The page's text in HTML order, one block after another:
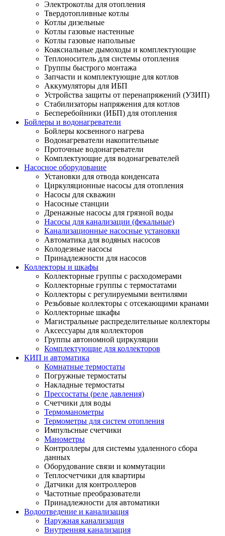
Электрокотлы для отопления
Твердотопливные котлы
Котлы дизельные
Котлы газовые настенные
Котлы газовые напольные
Коаксиальные дымоходы и комплектующие
Теплоноситель для системы отопления
Группы быстрого монтажа
Запчасти и комплектующие для котлов
Аккумуляторы для ИБП
Устройства защиты от перенапряжений (УЗИП)
Стабилизаторы напряжения для котлов
Бесперебойники (ИБП) для отопления
Бойлеры и водонагреватели
Бойлеры косвенного нагрева
Водонагреватели накопительные
Проточные водонагреватели
Комплектующие для водонагревателей
Насосное оборудование
Установки для отвода конденсата
Циркуляционные насосы для отопления
Насосы для скважин
Насосные станции
Дренажные насосы для грязной воды
Насосы для канализации (фекальные)
Канализационные насосные установки
Автоматика для водяных насосов
Колодезные насосы
Принадлежности для насосов
Коллекторы и шкафы
Коллекторные группы с расходомерами
Коллекторные группы с термостатами
Коллекторы с регулируемыми вентилями
Резьбовые коллекторы с отсекающими кранами
Коллекторные шкафы
Магистральные распределительные коллекторы
Аксессуары для коллекторов
Группы автономной циркуляции
Комплектующие для коллекторов
КИП и автоматика
Комнатные термостаты
Погружные термостаты
Накладные термостаты
Прессостаты (реле давления)
Счетчики для воды
Термоманометры
Термометры для систем отопления
Импульсные счетчики
Манометры
Контроллеры для системы удаленного сбора
данных
Оборудование связи и коммутации
Теплосчетчики для квартиры
Датчики для контроллеров
Частотные преобразователи
Принадлежности для автоматики
Водоотведение и канализация
Наружная канализация
Внутренняя канализация